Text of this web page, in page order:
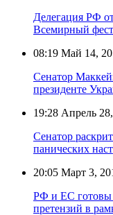
Делегация РФ
Всемирный
08:19 Май 14,
Сенатор
президенте
19:28 Апрель
Сенатор
панических
20:05 Март 3,
РФ и ЕС готовы
претензий в